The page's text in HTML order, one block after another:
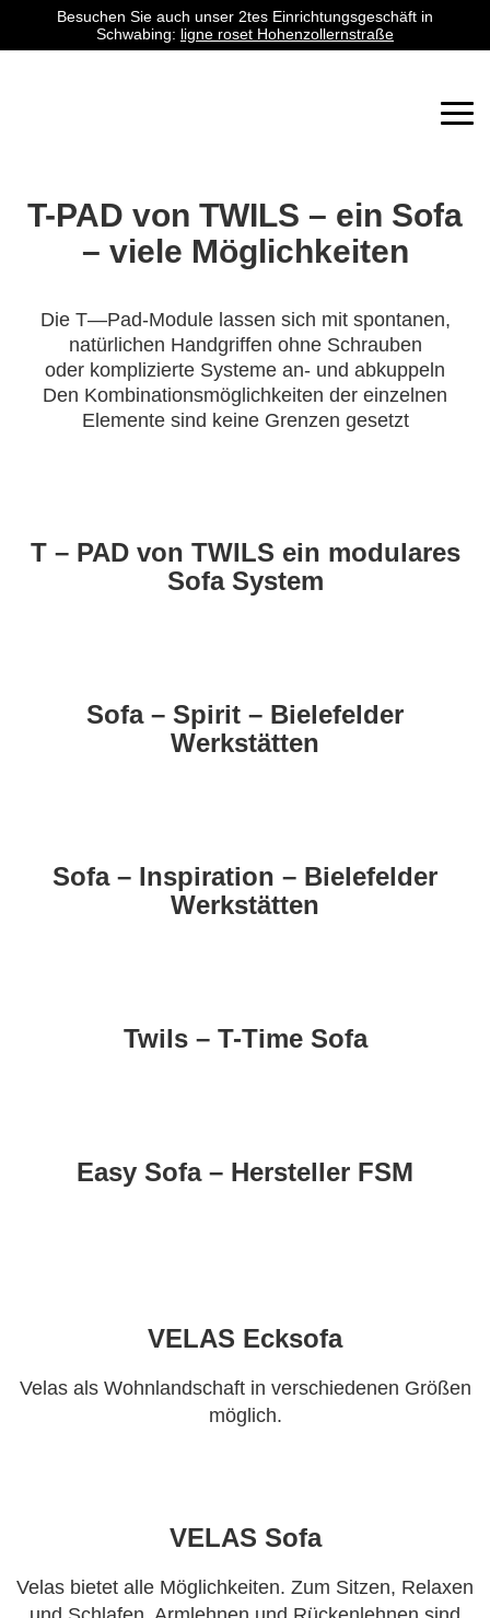
Besuchen Sie auch unser 2tes Einrichtungsgeschäft in
Schwabing: ligne roset Hohenzollernstraße
T-PAD von TWILS – ein Sofa
– viele Möglichkeiten
Die T—Pad-Module lassen sich mit spontanen,
natürlichen Handgriffen ohne Schrauben
oder komplizierte Systeme an- und abkuppeln
Den Kombinationsmöglichkeiten der einzelnen
Elemente sind keine Grenzen gesetzt
T – PAD von TWILS ein modulares
Sofa System
Sofa – Spirit – Bielefelder
Werkstätten
Sofa – Inspiration – Bielefelder
Werkstätten
Twils – T-Time Sofa
Easy Sofa – Hersteller FSM
VELAS Ecksofa
Velas als Wohnlandschaft in verschiedenen Größen
möglich.
VELAS Sofa
Velas bietet alle Möglichkeiten. Zum Sitzen, Relaxen